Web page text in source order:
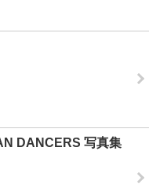
DANCERS 写真集